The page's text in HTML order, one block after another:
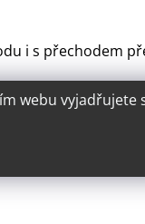
webu
i s přechodem